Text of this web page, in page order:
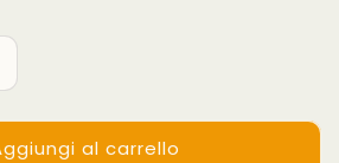
al carrello